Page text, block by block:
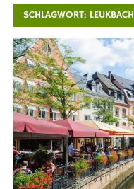
SCHLAGWORT: LEUKBACH